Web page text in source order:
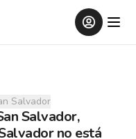
Salvador
Salvador,
no está